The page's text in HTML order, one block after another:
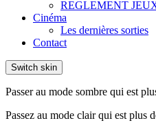
REGLEMENT
Cinéma
Les dernières sorties
Contact
Switch skin
Passer au mode sombre qui est
Passez au mode clair qui est plus